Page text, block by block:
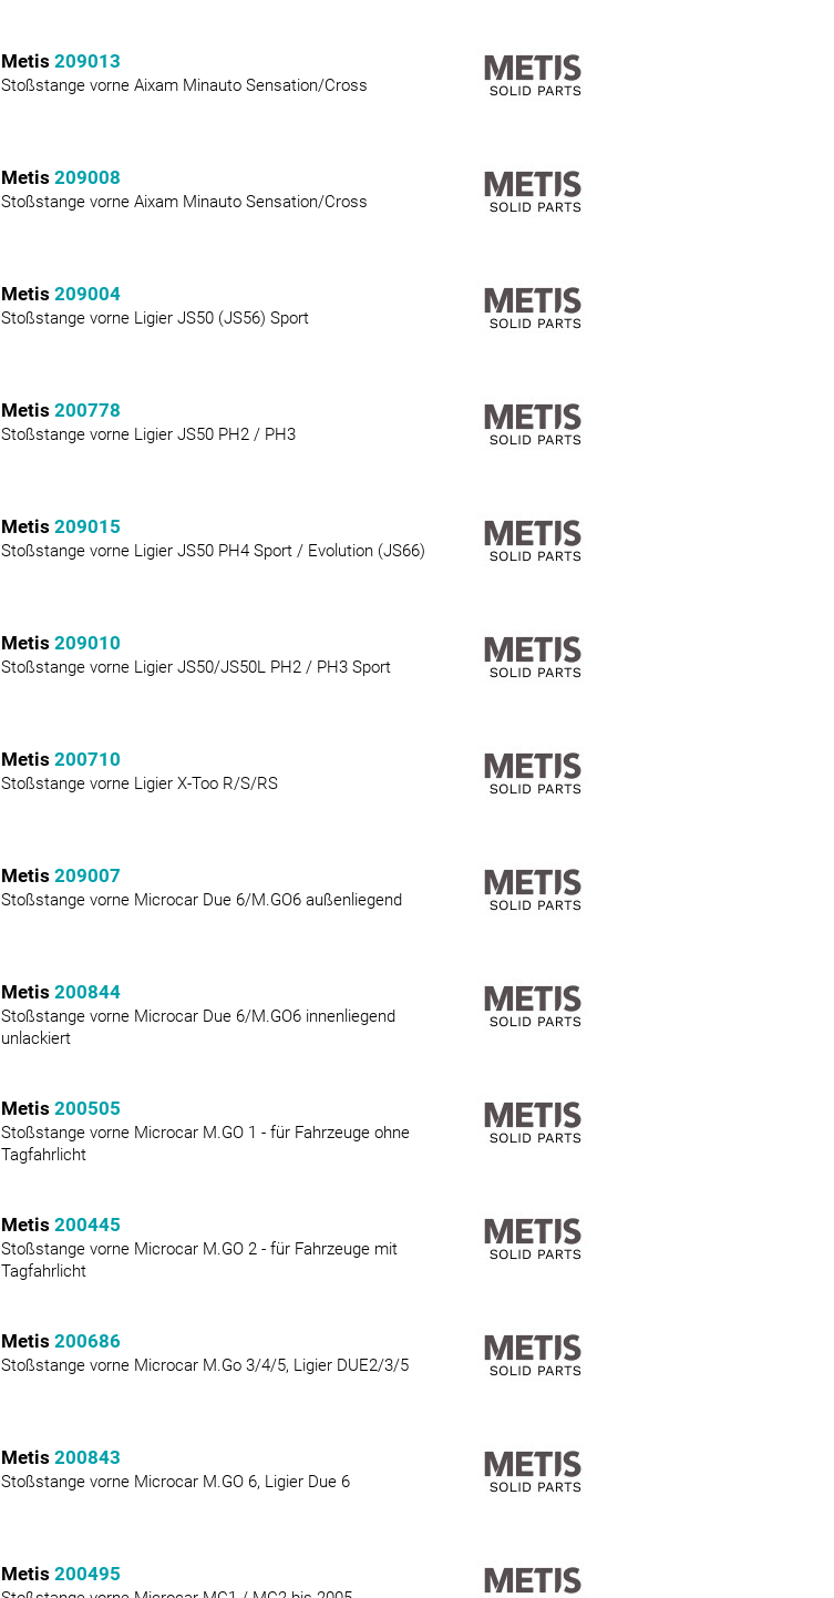
Metis 209013
Stoßstange vorne Aixam Minauto Sensation/Cross
Metis 209008
Stoßstange vorne Aixam Minauto Sensation/Cross
Metis 209004
Stoßstange vorne Ligier JS50 (JS56) Sport
Metis 200778
Stoßstange vorne Ligier JS50 PH2 / PH3
Metis 209015
Stoßstange vorne Ligier JS50 PH4 Sport / Evolution (JS66)
Metis 209010
Stoßstange vorne Ligier JS50/JS50L PH2 / PH3 Sport
Metis 200710
Stoßstange vorne Ligier X-Too R/S/RS
Metis 209007
Stoßstange vorne Microcar Due 6/M.GO6 außenliegend
Metis 200844
Stoßstange vorne Microcar Due 6/M.GO6 innenliegend
unlackiert
Metis 200505
Stoßstange vorne Microcar M.GO 1 - für Fahrzeuge ohne
Tagfahrlicht
Metis 200445
Stoßstange vorne Microcar M.GO 2 - für Fahrzeuge mit
Tagfahrlicht
Metis 200686
Stoßstange vorne Microcar M.Go 3/4/5, Ligier DUE2/3/5
Metis 200843
Stoßstange vorne Microcar M.GO 6, Ligier Due 6
Metis 200495